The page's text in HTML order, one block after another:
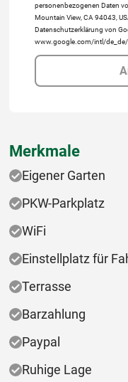
personenbezogenen Daten
Mountain View, CA 94043,
Datenschutzerklärung von
www.google.com/intl/
Merkmale
Eigener Garten
PKW-Parkplatz
WiFi
Einstellplatz für
Terrasse
Barzahlung
Paypal
Ruhige Lage